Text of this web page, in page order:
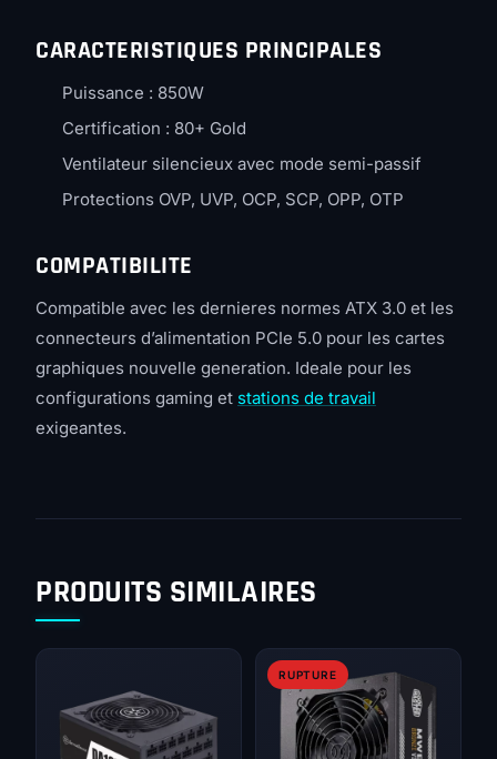
CARACTERISTIQUES PRINCIPALES
Puissance : 850W
Certification : 80+ Gold
Ventilateur silencieux avec mode semi-passif
Protections OVP, UVP, OCP, SCP, OPP, OTP
COMPATIBILITE
Compatible avec les dernieres normes ATX 3.0 et les
connecteurs d’alimentation PCIe 5.0 pour les cartes
graphiques nouvelle generation. Ideale pour les
configurations gaming et stations de travail
exigeantes.
PRODUITS SIMILAIRES
RUPTURE